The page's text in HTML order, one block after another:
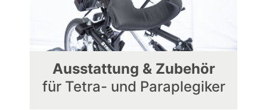
Ausstattung & Zubehör
für Tetra- und Paraplegiker